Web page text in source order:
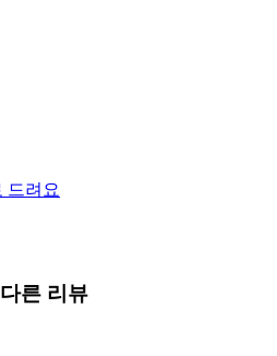
드려요
른 리뷰